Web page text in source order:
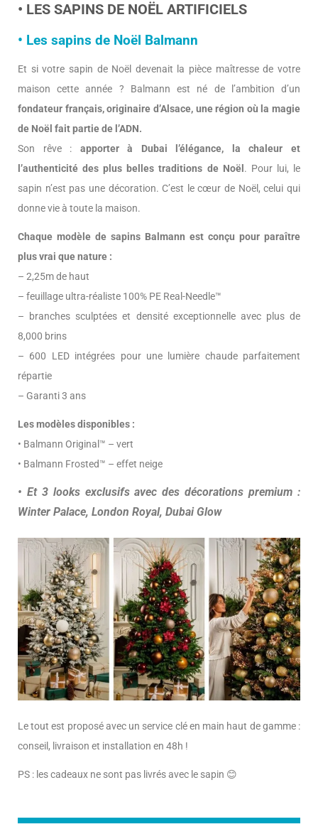
• LES SAPINS DE NOËL ARTIFICIELS
• Les sapins de Noël Balmann
Et si votre sapin de Noël devenait la pièce maîtresse de votre
maison cette année ? Balmann est né de l’ambition d’un
fondateur français, originaire d’Alsace, une région où la magie
de Noël fait partie de l’ADN.
Son rêve : apporter à Dubai l’élégance, la chaleur et
l’authenticité des plus belles traditions de Noël . Pour lui, le
sapin n’est pas une décoration. C’est le cœur de Noël, celui qui
donne vie à toute la maison.
Chaque modèle de sapins Balmann est conçu pour paraître
plus vrai que nature :
– 2,25m de haut
– feuillage ultra-réaliste 100% PE Real-Needle™
– branches sculptées et densité exceptionnelle avec plus de
8,000 brins
– 600 LED intégrées pour une lumière chaude parfaitement
répartie
– Garanti 3 ans
Les modèles disponibles :
• Balmann Original™ – vert
• Balmann Frosted™ – effet neige
• Et 3 looks exclusifs avec des décorations premium :
Winter Palace, London Royal, Dubai Glow
Le tout est proposé avec un service clé en main haut de gamme :
conseil, livraison et installation en 48h !
PS : les cadeaux ne sont pas livrés avec le sapin 😊